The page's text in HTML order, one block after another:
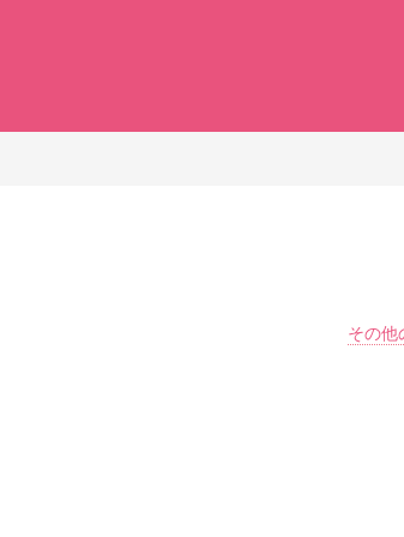
その他